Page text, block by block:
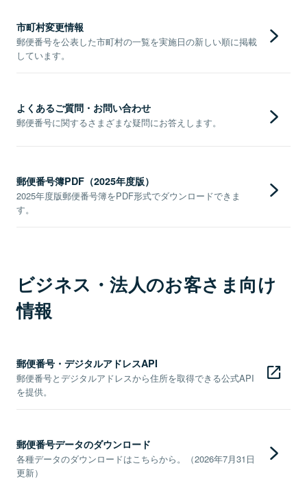
市町村変更情報
郵便番号を公表した市町村の一覧を実施日の新しい順に掲載
しています。
よくあるご質問・お問い合わせ
郵便番号に関するさまざまな疑問にお答えします。
郵便番号簿PDF（2025年度版）
2025年度版郵便番号簿をPDF形式でダウンロードできま
す。
ビジネス・法人のお客さま向け
情報
郵便番号・デジタルアドレスAPI
郵便番号とデジタルアドレスから住所を取得できる公式API
を提供。
郵便番号データのダウンロード
各種データのダウンロードはこちらから。（2026年7月31日
更新）